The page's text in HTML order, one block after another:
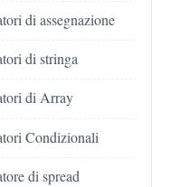
di assegnazione
di stringa
di Array
Condizionali
di spread